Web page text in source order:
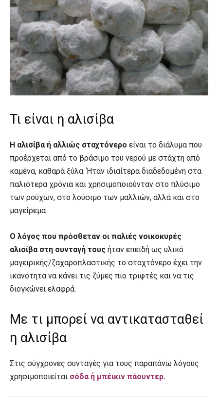
Τι είναι η αλισίβα
Η αλισίβα ή αλλιώς σταχτόνερο είναι το διάλυμα που
προέρχεται από το βράσιμο του νερού με στάχτη από
καμένα, καθαρά ξύλα. Ήταν ιδιαίτερα διαδεδομένη στα
παλιότερα χρόνια και χρησιμοποιούνταν στο πλύσιμο
των ρούχων, στο λούσιμο των μαλλιών, αλλά και στο
μαγείρεμα.
Ο λόγος που πρόσθεταν οι παλιές νοικοκυρές
αλισίβα στη συνταγή τους ήταν επειδή ως υλικό
μαγειρικής/ζαχαροπλαστικής το σταχτόνερο έχει την
ικανότητα να κάνει τις ζύμες πιο τριφτές και να τις
διογκώνει ελαφρά.
Με τι μπορεί να αντικατασταθεί
η αλισίβα
Στις σύγχρονες συνταγές για τους παραπάνω λόγους
χρησιμοποιείται σόδα ή μπέικιν πάουντερ.